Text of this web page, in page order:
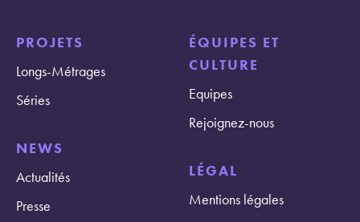
PROJETS
Longs-Métrages
Séries
NEWS
Actualités
Presse
ÉQUIPES ET
CULTURE
Equipes
Rejoignez-nous
LÉGAL
Mentions légales